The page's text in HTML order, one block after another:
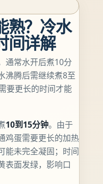
熟？冷水
间详解
通常水开后煮10分
沸腾后需继续煮8至
要更长的时间才能
10到15分钟。由于
鸡蛋需要更长的加热
能未完全凝固；时间
表面发绿，影响口